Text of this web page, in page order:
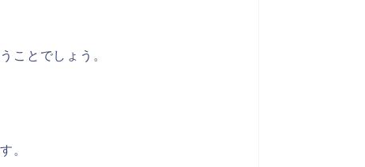
ことでしょう。
。